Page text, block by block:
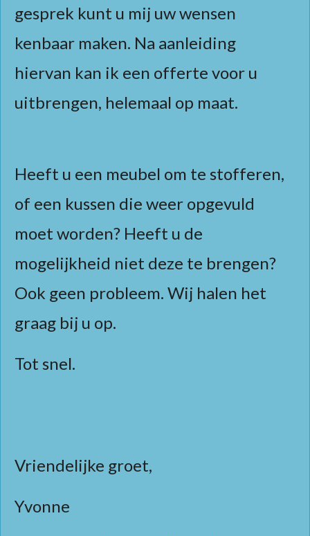
gesprek kunt u mij uw wensen
kenbaar maken. Na aanleiding
hiervan kan ik een offerte voor u
uitbrengen, helemaal op maat.
Heeft u een meubel om te stofferen,
of een kussen die weer opgevuld
moet worden? Heeft u de
mogelijkheid niet deze te brengen?
Ook geen probleem. Wij halen het
graag bij u op.
Tot snel.
Vriendelijke groet,
Yvonne